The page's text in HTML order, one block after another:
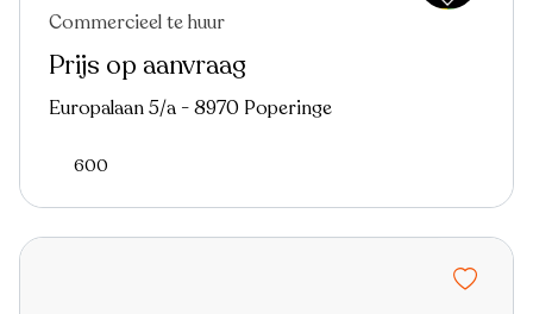
Commercieel te huur
Prijs op aanvraag
Europalaan 5/a - 8970 Poperinge
600